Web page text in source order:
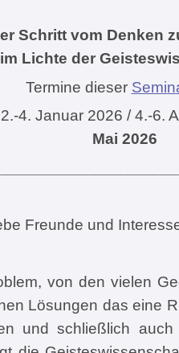
Schritt vom Denken
im Lichte der
Termine dieser
4. Januar 2026 / 4.-6.
Mai 2026
Freunde und
von den vielen
Lösungen das eine
und schließlich